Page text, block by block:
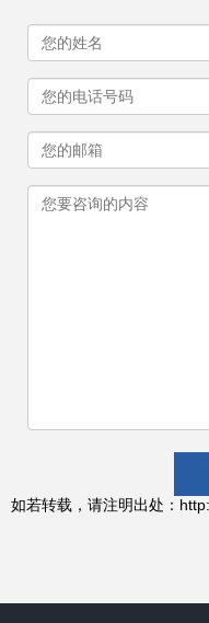
如若转载，请注明出处：